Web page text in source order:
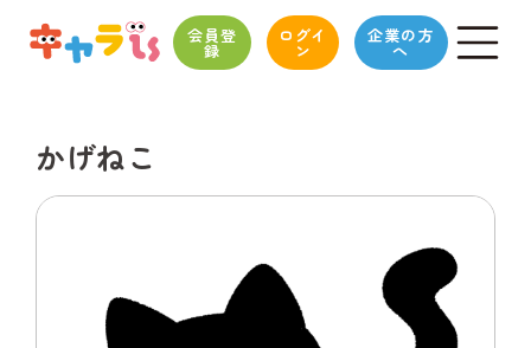
会員登
録
ログイ
ン
企業の方
へ
かげねこ